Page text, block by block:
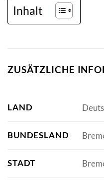
Inhalt
ZUSÄTZLICHE
LAND
BUNDESLAND
STADT